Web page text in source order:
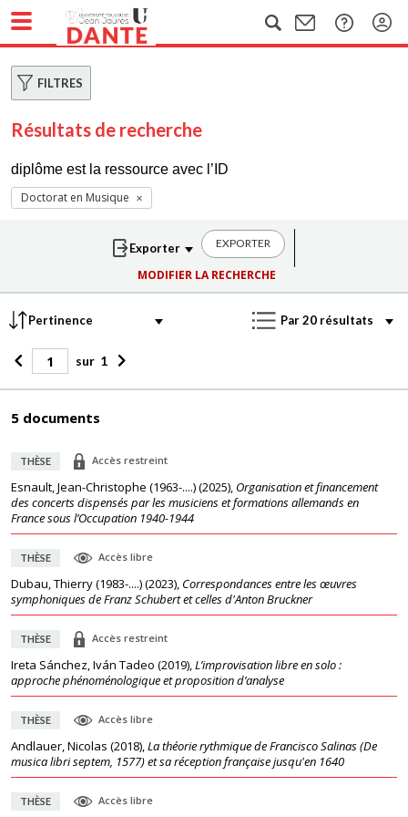
FILTRES
Résultats de recherche
diplôme est la ressource avec l’ID
Doctorat en Musique
EXPORTER
MODIFIER LA RECHERCHE
sur 1
5 documents
THÈSE Accès restreint
Esnault, Jean-Christophe (1963-....)(2025), Organisation et financement
des concerts dispensés par les musiciens et formations allemands en
France sous l’Occupation 1940-1944
THÈSE Accès libre
Dubau, Thierry (1983-....)(2023), Correspondances entre les œuvres
symphoniques de Franz Schubert et celles d'Anton Bruckner
THÈSE Accès restreint
Ireta Sánchez, Iván Tadeo (2019),L’improvisation libre en solo :
approche phénoménologique et proposition d’analyse
THÈSE Accès libre
Andlauer, Nicolas (2018),La théorie rythmique de Francisco Salinas (De
musica libri septem, 1577) et sa réception française jusqu'en 1640
THÈSE Accès libre